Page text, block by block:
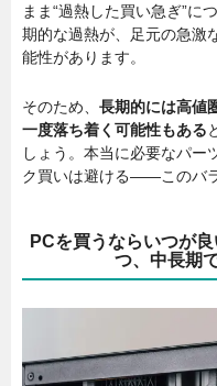
まま“過熱した買い急ぎ”に
期的な過熱が、足元の急激
能性があります。
そのため、 長期的には高値
一度落ち着く可能性もある
しょう。本当に必要なパー
ク買いは避ける――このバ
PCを買うならいつが
つ、中長期